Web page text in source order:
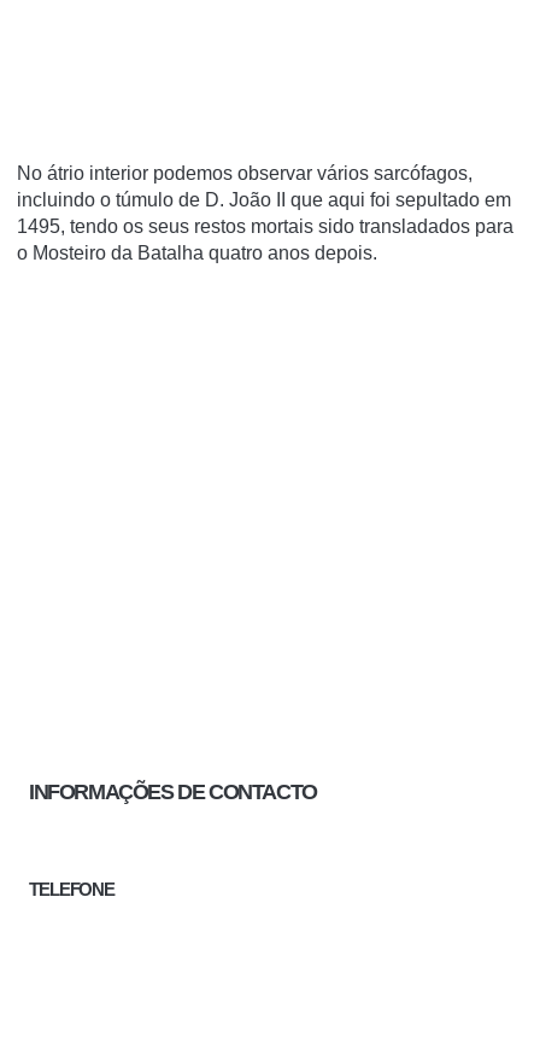
No átrio interior podemos observar vários sarcófagos,
incluindo o túmulo de D. João II que aqui foi sepultado em
1495, tendo os seus restos mortais sido transladados para
o Mosteiro da Batalha quatro anos depois.
INFORMAÇÕES DE CONTACTO
TELEFONE